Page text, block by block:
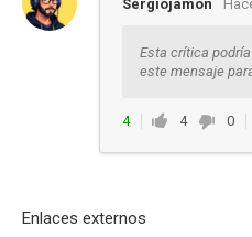
Sergiojamon
Esta crítica
este mensaje
4 4 0
Enlaces externos